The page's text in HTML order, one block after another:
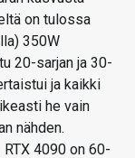
on tulossa
350W
20-sarjan ja 30-
ja kaikki
he vain
nähden.
4090 on 60-